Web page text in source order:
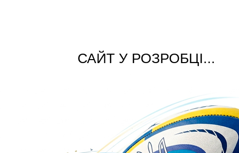
САЙТ У РОЗРОБЦІ...